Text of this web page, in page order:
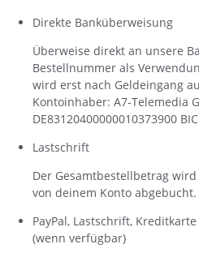
Direkte Banküberweisung
Überweise direkt an unsere
Bestellnummer als
wird erst nach Geldeingang
Kontoinhaber: A7-Telemedia
DE83120400000010373900
Lastschrift
Der Gesamtbestellbetrag
von deinem Konto abgebucht.
PayPal, Lastschrift,
(wenn verfügbar)